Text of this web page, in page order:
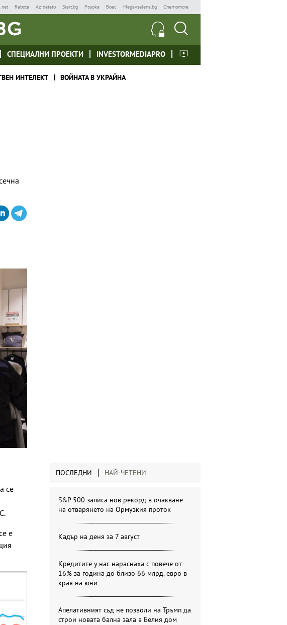
Rabota Az-deteto Start.bg Posoka Boec Megavselena.bg Chernomore
СПЕЦИАЛНИ ПРОЕКТИ INVESTORMEDIAPRO
ИНТЕЛЕКТ ВОЙНАТА В УКРАЙНА
се
е
ПОСЛЕДНИ НАЙ-ЧЕТЕНИ
S&P 500 записа нов рекорд в очакване
на отварянето на Ормузкия проток
Кадър на деня за 7 август
Кредитите у нас нараснаха с повече от
16% за година до близо 66 млрд. евро в
края на юни
Апелативният съд не позволи на Тръмп да
строи новата бална зала в Белия дом